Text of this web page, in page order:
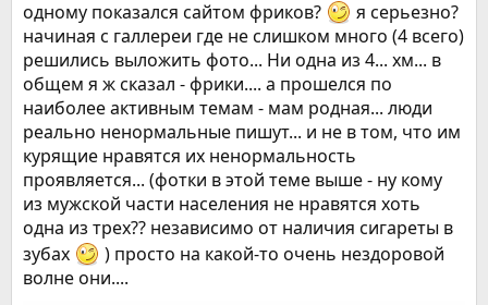
одному показался сайтом фриков?
я серьезно?
начиная с галлереи где не слишком много (4 всего)
решились выложить фото... Ни одна из 4... хм... в
общем я ж сказал - фрики.... а прошелся по
наиболее активным темам - мам родная... люди
реально ненормальные пишут... и не в том, что им
курящие нравятся их ненормальность
проявляется... (фотки в этой теме выше - ну кому
из мужской части населения не нравятся хоть
одна из трех?? независимо от наличия сигареты в
зубах
) просто на какой-то очень нездоровой
волне они....